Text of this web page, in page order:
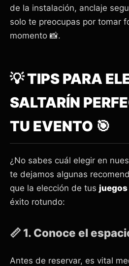
de la instalación, anclaje
solo te preocupas por tomar
momento 📸.
💡 TIPS PARA
SALTARÍN
TU EVENTO 🎯
¿No sabes cuál elegir en
te dejamos algunas
que la elección de tus
éxito rotundo:
📏 1. Conoce el
Antes de reservar, es vital